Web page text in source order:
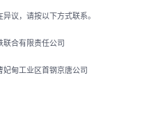
议，请按以下方式联系。
联合有限责任公司
甸工业区首钢京唐公司